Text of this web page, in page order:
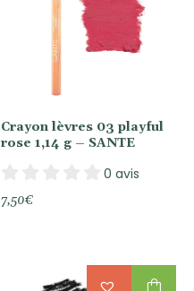
Crayon lèvres 03 playful
rose 1,14 g – SANTE
0 avis
7,50€